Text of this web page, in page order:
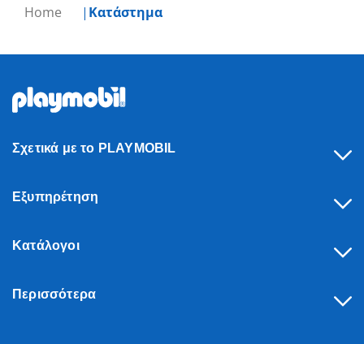
Home Κατάστημα
Σχετικά με το PLAYMOBIL
Εξυπηρέτηση
Κατάλογοι
Περισσότερα